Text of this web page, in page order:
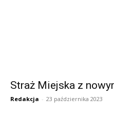
Straż Miejska z
Redakcja - 23 października 2023